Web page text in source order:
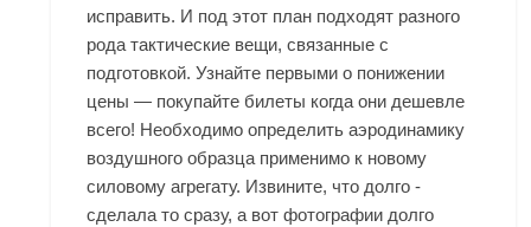
исправить. И под этот план подходят разного
рода тактические вещи, связанные с
подготовкой. Узнайте первыми о понижении
цены — покупайте билеты когда они дешевле
всего! Необходимо определить аэродинамику
воздушного образца применимо к новому
силовому агрегату. Извините, что долго -
сделала то сразу, а вот фотографии долго